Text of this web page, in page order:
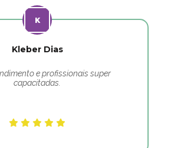
Kleber Dias
e profissionais super
capacitadas.